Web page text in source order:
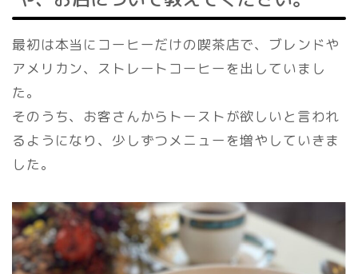
最初は本当にコーヒーだけの喫茶店で、ブレンドや
アメリカン、ストレートコーヒーを出していまし
た。
そのうち、お客さんからトーストが欲しいと言われ
るようになり、少しずつメニューを増やしていきま
した。